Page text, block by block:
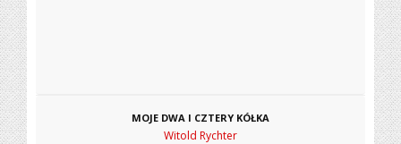
MOJE DWA I CZTERY KÓŁKA
Witold Rychter